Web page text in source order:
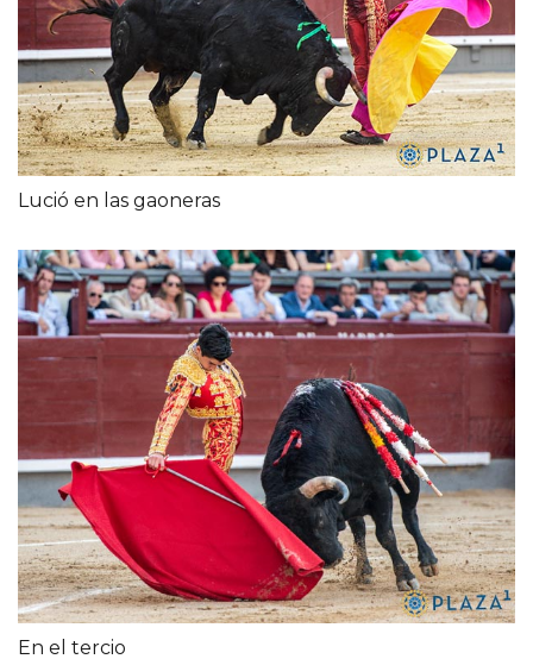
Lució en las gaoneras
En el tercio